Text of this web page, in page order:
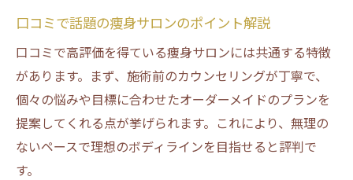
口コミで話題の痩身サロンのポイント解説
口コミで高評価を得ている痩身サロンには共通する特徴
があります。まず、施術前のカウンセリングが丁寧で、
個々の悩みや目標に合わせたオーダーメイドのプランを
提案してくれる点が挙げられます。これにより、無理の
ないペースで理想のボディラインを目指せると評判で
す。